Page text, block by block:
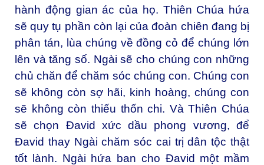
hành động gian ác của họ. Thiên Chúa hứa
sẽ quy tụ phần còn lại của đoàn chiên đang bị
phân tán, lùa chúng về đồng cỏ để chúng lớn
lên và tăng số. Ngài sẽ cho chúng con những
chủ chăn để chăm sóc chúng con. Chúng con
sẽ không còn sợ hãi, kinh hoàng, chúng con
sẽ không còn thiếu thốn chi. Và Thiên Chúa
sẽ chọn Đavid xức dầu phong vương, để
Đavid thay Ngài chăm sóc cai trị dân tộc thật
tốt lành. Ngài hứa ban cho Đavid một mầm